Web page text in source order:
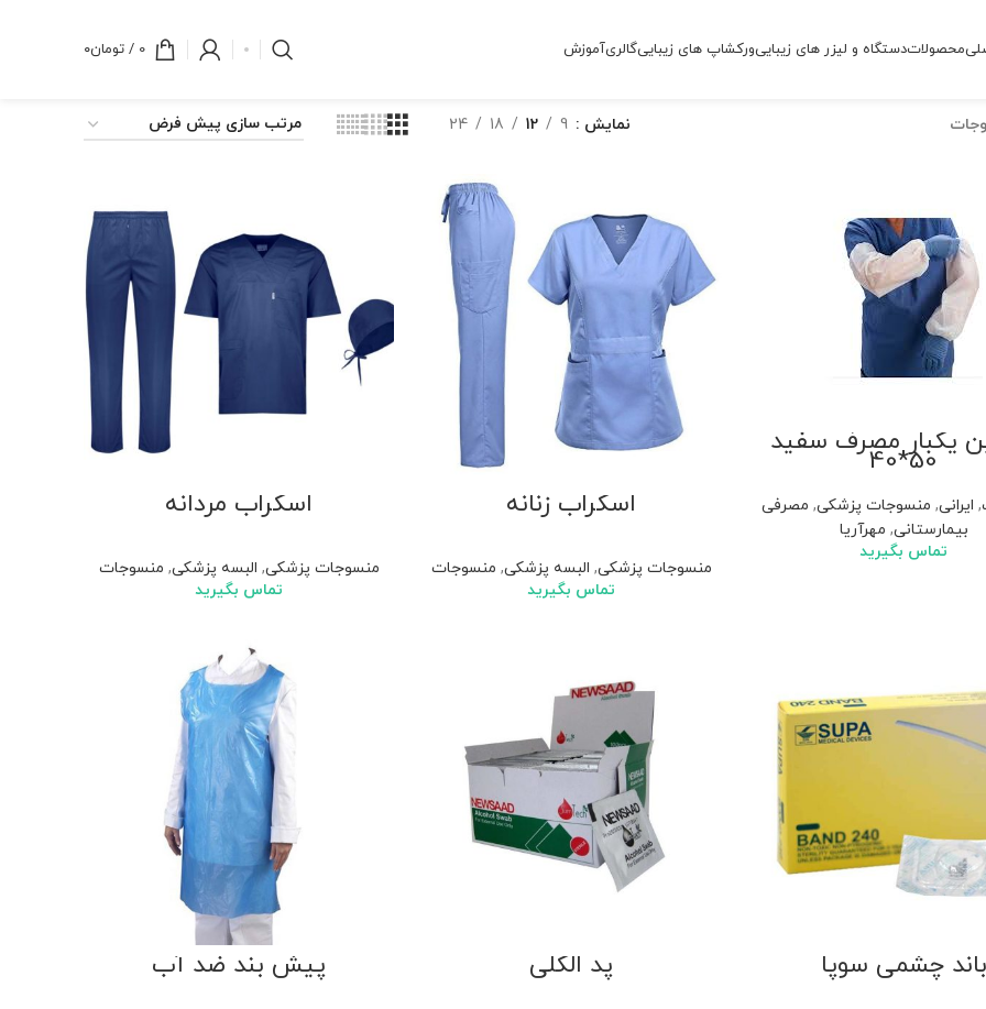
محصولاتدستگاه و لیزر های زیباییورکشاپ های زیباییگالریآموزش 0
/ تومان۰
نمایش 9
12
18
24
یکبار مصرف سفید
50*40
, ایرانی, منسوجات پزشکی, مصرفی
بیمارستانی, مهرآریا
تماس بگیرید
اسکراب زنانه
منسوجات پزشکی, البسه پزشکی, منسوجات
تماس بگیرید
اسکراب مردانه
منسوجات پزشکی, البسه پزشکی, منسوجات
تماس بگیرید
باند چشمی سوپا پد الکلی پیش بند ضد آب